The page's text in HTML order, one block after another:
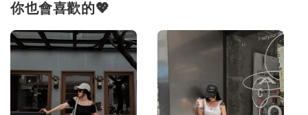
你也會喜歡的💖